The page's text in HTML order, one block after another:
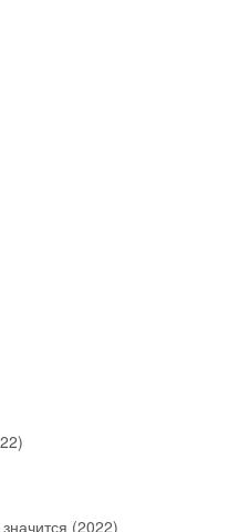
(2022)